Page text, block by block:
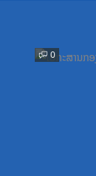
0 Next